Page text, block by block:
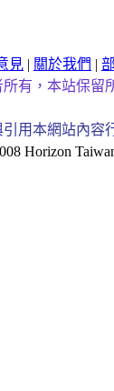
見 | 關於我們 |
有，本站保留
用本網站內
Horizon